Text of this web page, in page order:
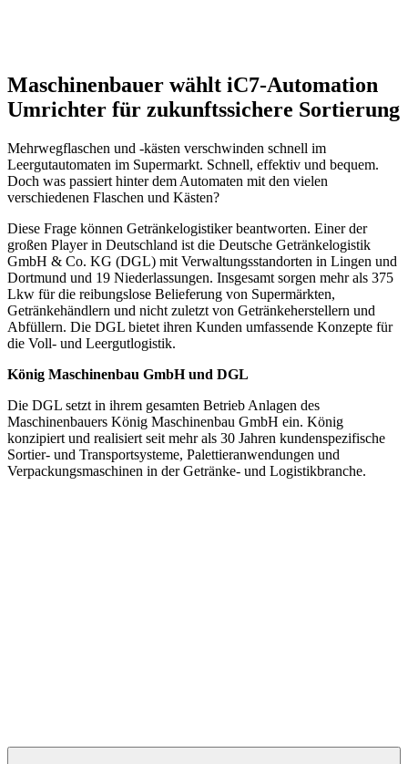
Maschinenbauer wählt iC7-Automation
Umrichter für zukunftssichere Sortierung
Mehrwegflaschen und -kästen verschwinden schnell im
Leergutautomaten im Supermarkt. Schnell, effektiv und bequem.
Doch was passiert hinter dem Automaten mit den vielen
verschiedenen Flaschen und Kästen?
Diese Frage können Getränkelogistiker beantworten. Einer der
großen Player in Deutschland ist die Deutsche Getränkelogistik
GmbH & Co. KG (DGL) mit Verwaltungsstandorten in Lingen und
Dortmund und 19 Niederlassungen. Insgesamt sorgen mehr als 375
Lkw für die reibungslose Belieferung von Supermärkten,
Getränkehändlern und nicht zuletzt von Getränkeherstellern und
Abfüllern. Die DGL bietet ihren Kunden umfassende Konzepte für
die Voll- und Leergutlogistik.
König Maschinenbau GmbH und DGL
Die DGL setzt in ihrem gesamten Betrieb Anlagen des
Maschinenbauers König Maschinenbau GmbH ein. König
konzipiert und realisiert seit mehr als 30 Jahren kundenspezifische
Sortier- und Transportsysteme, Palettieranwendungen und
Verpackungsmaschinen in der Getränke- und Logistikbranche.